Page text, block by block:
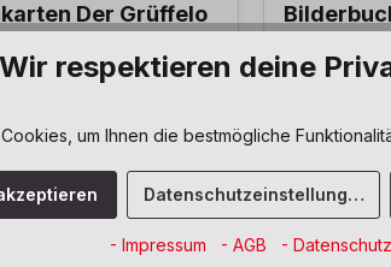
Der Grüffelo
18,00 €*
Wir respektieren deine
um Ihnen die bestmögliche
Datenschutzeinstellungen
- Impressum - AGB - Datenschutz